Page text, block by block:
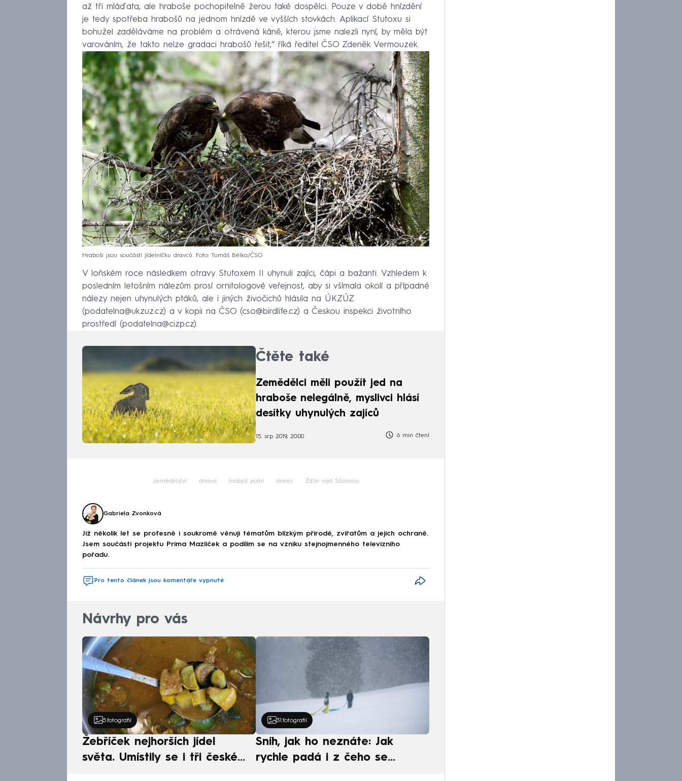
až tři mláďata, ale hraboše pochopitelně žerou také dospělci. Pouze v době hnízdění
je tedy spotřeba hrabošů na jednom hnízdě ve vyšších stovkách. Aplikací Stutoxu si
bohužel zaděláváme na problém a otrávená káně, kterou jsme nalezli nyní, by měla být
varováním, že takto nelze gradaci hrabošů řešit,“ říká ředitel ČSO Zdeněk Vermouzek.
Hraboši jsou součástí jídelníčku dravců. Foto: Tomáš Bělka/ČSO
V loňském roce následkem otravy Stutoxem II uhynuli zajíci, čápi a bažanti. Vzhledem k
posledním letošním nálezům prosí ornitologové veřejnost, aby si všímala okolí a případné
nálezy nejen uhynulých ptáků, ale i jiných živočichů hlásila na ÚKZÚZ
(podatelna@ukzuz.cz) a v kopii na ČSO (cso@birdlife.cz) a Českou inspekci životního
prostředí (podatelna@cizp.cz).
Čtěte také
Zemědělci měli použít jed na
hraboše nelegálně, myslivci hlásí
desítky uhynulých zajíců
15. srp 2019, 20:00 6 min čtení
zemědělství otrava hraboš polní dravci Žďár nad Sázavou
Gabriela Zvonková
Již několik let se profesně i soukromě věnuji tématům blízkým přírodě, zvířatům a jejich ochraně.
Jsem součástí projektu Prima Mazlíček a podílím se na vzniku stejnojmenného televizního
pořadu.
Pro tento článek jsou komentáře vypnuté
Návrhy pro vás
5 fotografií
Žebříček nejhorších jídel
světa. Umístily se i tři české
31 fotografií
Sníh, jak ho neznáte: Jak
rychle padá i z čeho se